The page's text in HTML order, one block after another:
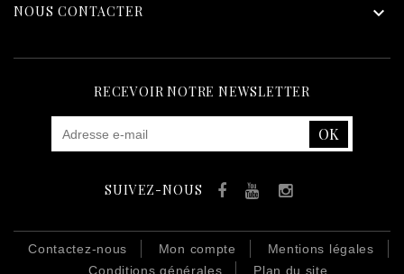
NOUS CONTACTER 
RECEVOIR NOTRE NEWSLETTER
SUIVEZ-NOUS Facebook
YouTubeInstagram
Contactez-nous Mon compte
Mentions légales
Conditions générales
Plan du site